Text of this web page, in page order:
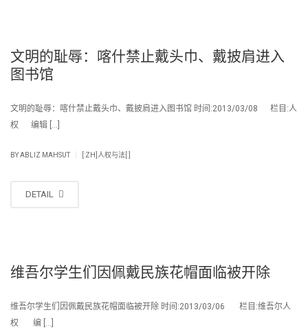
文明的耻辱：喀什禁止戴头巾、戴披肩进入
图书馆
文明的耻辱：喀什禁止戴头巾、戴披肩进入图书馆 时间:2013/03/08 栏目:人
权 编辑 […]
BYABLIZ MAHSUT [:ZH]人权与法[:]
DETAIL
维吾尔学生们因佩戴民族花帽面临被开除
维吾尔学生们因佩戴民族花帽面临被开除 时间:2013/03/06 栏目:维吾尔人
权 编 […]